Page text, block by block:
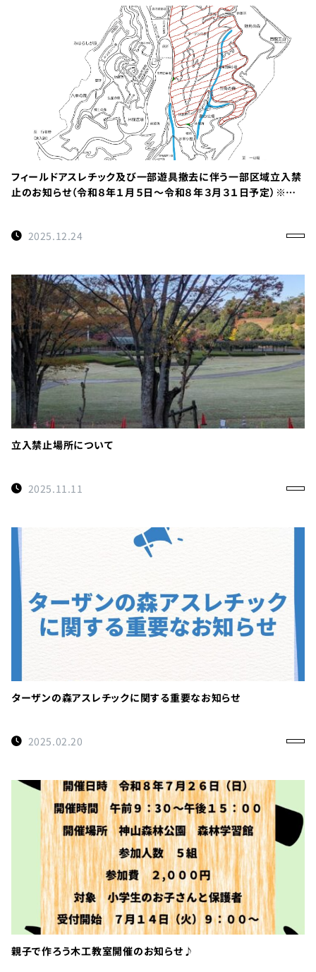
フィールドアスレチック及び一部遊具撤去に伴う一部区域立入禁
止のお知らせ（令和８年１月５日～令和８年３月３１日予定）※重
2025.12.24
立入禁止場所について
2025.11.11
ターザンの森アスレチックに関する重要なお知らせ
2025.02.20
親子で作ろう木工教室開催のお知らせ♪